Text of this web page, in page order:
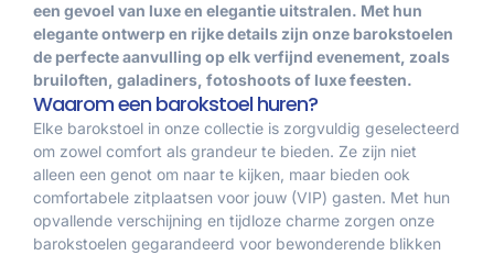
een gevoel van luxe en elegantie uitstralen. Met hun
elegante ontwerp en rijke details zijn onze barokstoelen
de perfecte aanvulling op elk verfijnd evenement, zoals
bruiloften, galadiners, fotoshoots of luxe feesten.
Waarom een barokstoel huren?
Elke barokstoel in onze collectie is zorgvuldig geselecteerd
om zowel comfort als grandeur te bieden. Ze zijn niet
alleen een genot om naar te kijken, maar bieden ook
comfortabele zitplaatsen voor jouw (VIP) gasten. Met hun
opvallende verschijning en tijdloze charme zorgen onze
barokstoelen gegarandeerd voor bewonderende blikken